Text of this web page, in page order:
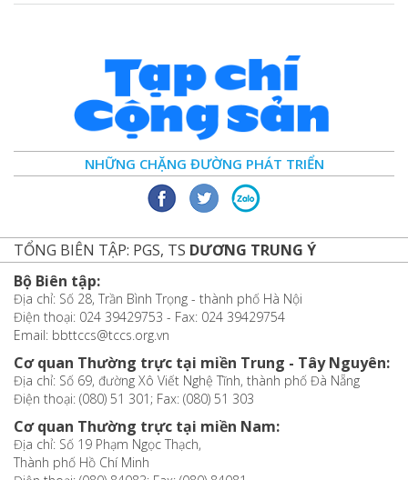
NHỮNG CHẶNG ĐƯỜNG PHÁT TRIỂN
TỔNG BIÊN TẬP: PGS, TS DƯƠNG TRUNG Ý
Bộ Biên tập:
Địa chỉ: Số 28, Trần Bình Trọng - thành phố Hà Nội
Điện thoại: 024 39429753 - Fax: 024 39429754
Email: bbttccs@tccs.org.vn
Cơ quan Thường trực tại miền Trung - Tây Nguyên:
Địa chỉ: Số 69, đường Xô Viết Nghệ Tĩnh, thành phố Đà Nẵng
Điện thoại: (080) 51 301; Fax: (080) 51 303
Cơ quan Thường trực tại miền Nam:
Địa chỉ: Số 19 Phạm Ngọc Thạch,
Thành phố Hồ Chí Minh